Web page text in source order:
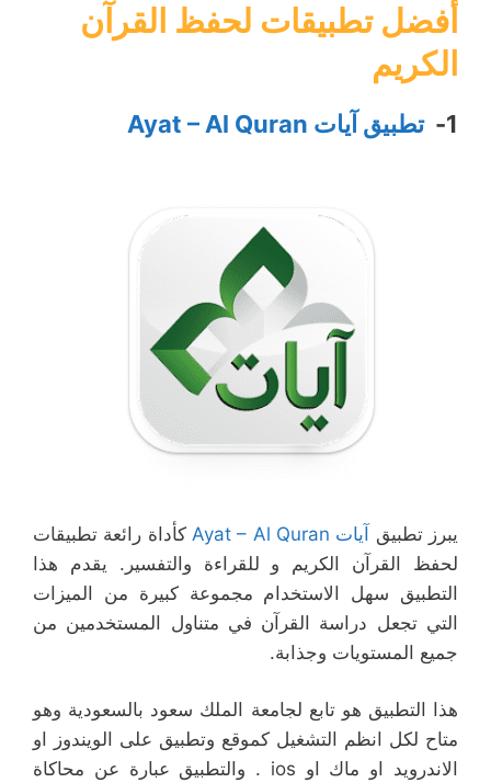
أفضل تطبيقات لحفظ القرآن
الكريم
1- تطبيق آيات Ayat – Al Quran
يبرز تطبيق آيات Ayat – Al Quran
كأداة رائعة تطبيقات
لحفظ القرآن الكريم و للقراءة والتفسير. يقدم هذا
التطبيق سهل الاستخدام مجموعة كبيرة من الميزات
التي تجعل دراسة القرآن في متناول المستخدمين من
جميع المستويات وجذابة.
هذا التطبيق هو تابع لجامعة الملك سعود بالسعودية وهو
متاح لكل انظم التشغيل كموقع وتطبيق على الويندوز او
الاندرويد او ماك او ios . والتطبيق عبارة عن محاكاة